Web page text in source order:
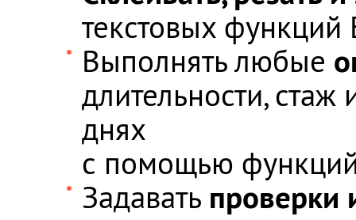
текстовых функций
Выполнять любые
длительности,
днях
с помощью
Задавать проверки